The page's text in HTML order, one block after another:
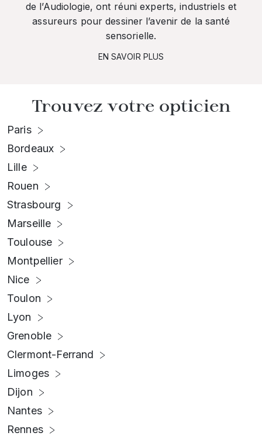
de l’Audiologie, ont réuni experts, industriels et
assureurs pour dessiner l’avenir de la santé
sensorielle.
EN SAVOIR PLUS
Trouvez votre opticien
Paris
Bordeaux
Lille
Rouen
Strasbourg
Marseille
Toulouse
Montpellier
Nice
Toulon
Lyon
Grenoble
Clermont-Ferrand
Limoges
Dijon
Nantes
Rennes